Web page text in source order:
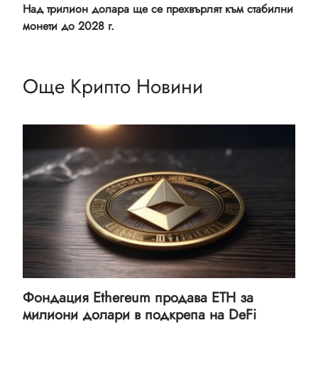
Над трилион долара ще се прехвърлят към стабилни
монети до 2028 г.
Още Крипто Новини
Фондация Ethereum продава ETH за
милиони долари в подкрепа на DeFi